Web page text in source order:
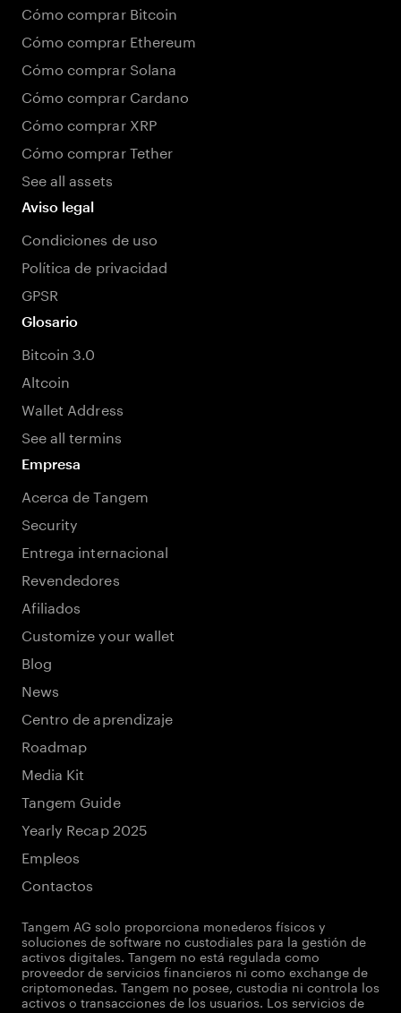
Cómo comprar Bitcoin
Cómo comprar Ethereum
Cómo comprar Solana
Cómo comprar Cardano
Cómo comprar XRP
Cómo comprar Tether
See all assets
Aviso legal
Condiciones de uso
Política de privacidad
GPSR
Glosario
Bitcoin 3.0
Altcoin
Wallet Address
See all termins
Empresa
Acerca de Tangem
Security
Entrega internacional
Revendedores
Afiliados
Customize your wallet
Blog
News
Centro de aprendizaje
Roadmap
Media Kit
Tangem Guide
Yearly Recap 2025
Empleos
Contactos
Tangem AG solo proporciona monederos físicos y
soluciones de software no custodiales para la gestión de
activos digitales. Tangem no está regulada como
proveedor de servicios financieros ni como exchange de
criptomonedas. Tangem no posee, custodia ni controla los
activos o transacciones de los usuarios. Los servicios de